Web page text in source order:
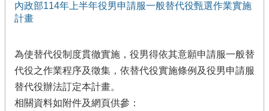
內政部114年上半年役男申請服一般替代役甄選作業實施
計畫
為使替代役制度貫徹實施，役男得依其意願申請服一般替
代役之作業程序及徵集，依替代役實施條例及役男申請服
替代役辦法訂定本計畫。
相關資料如附件及網頁供參：